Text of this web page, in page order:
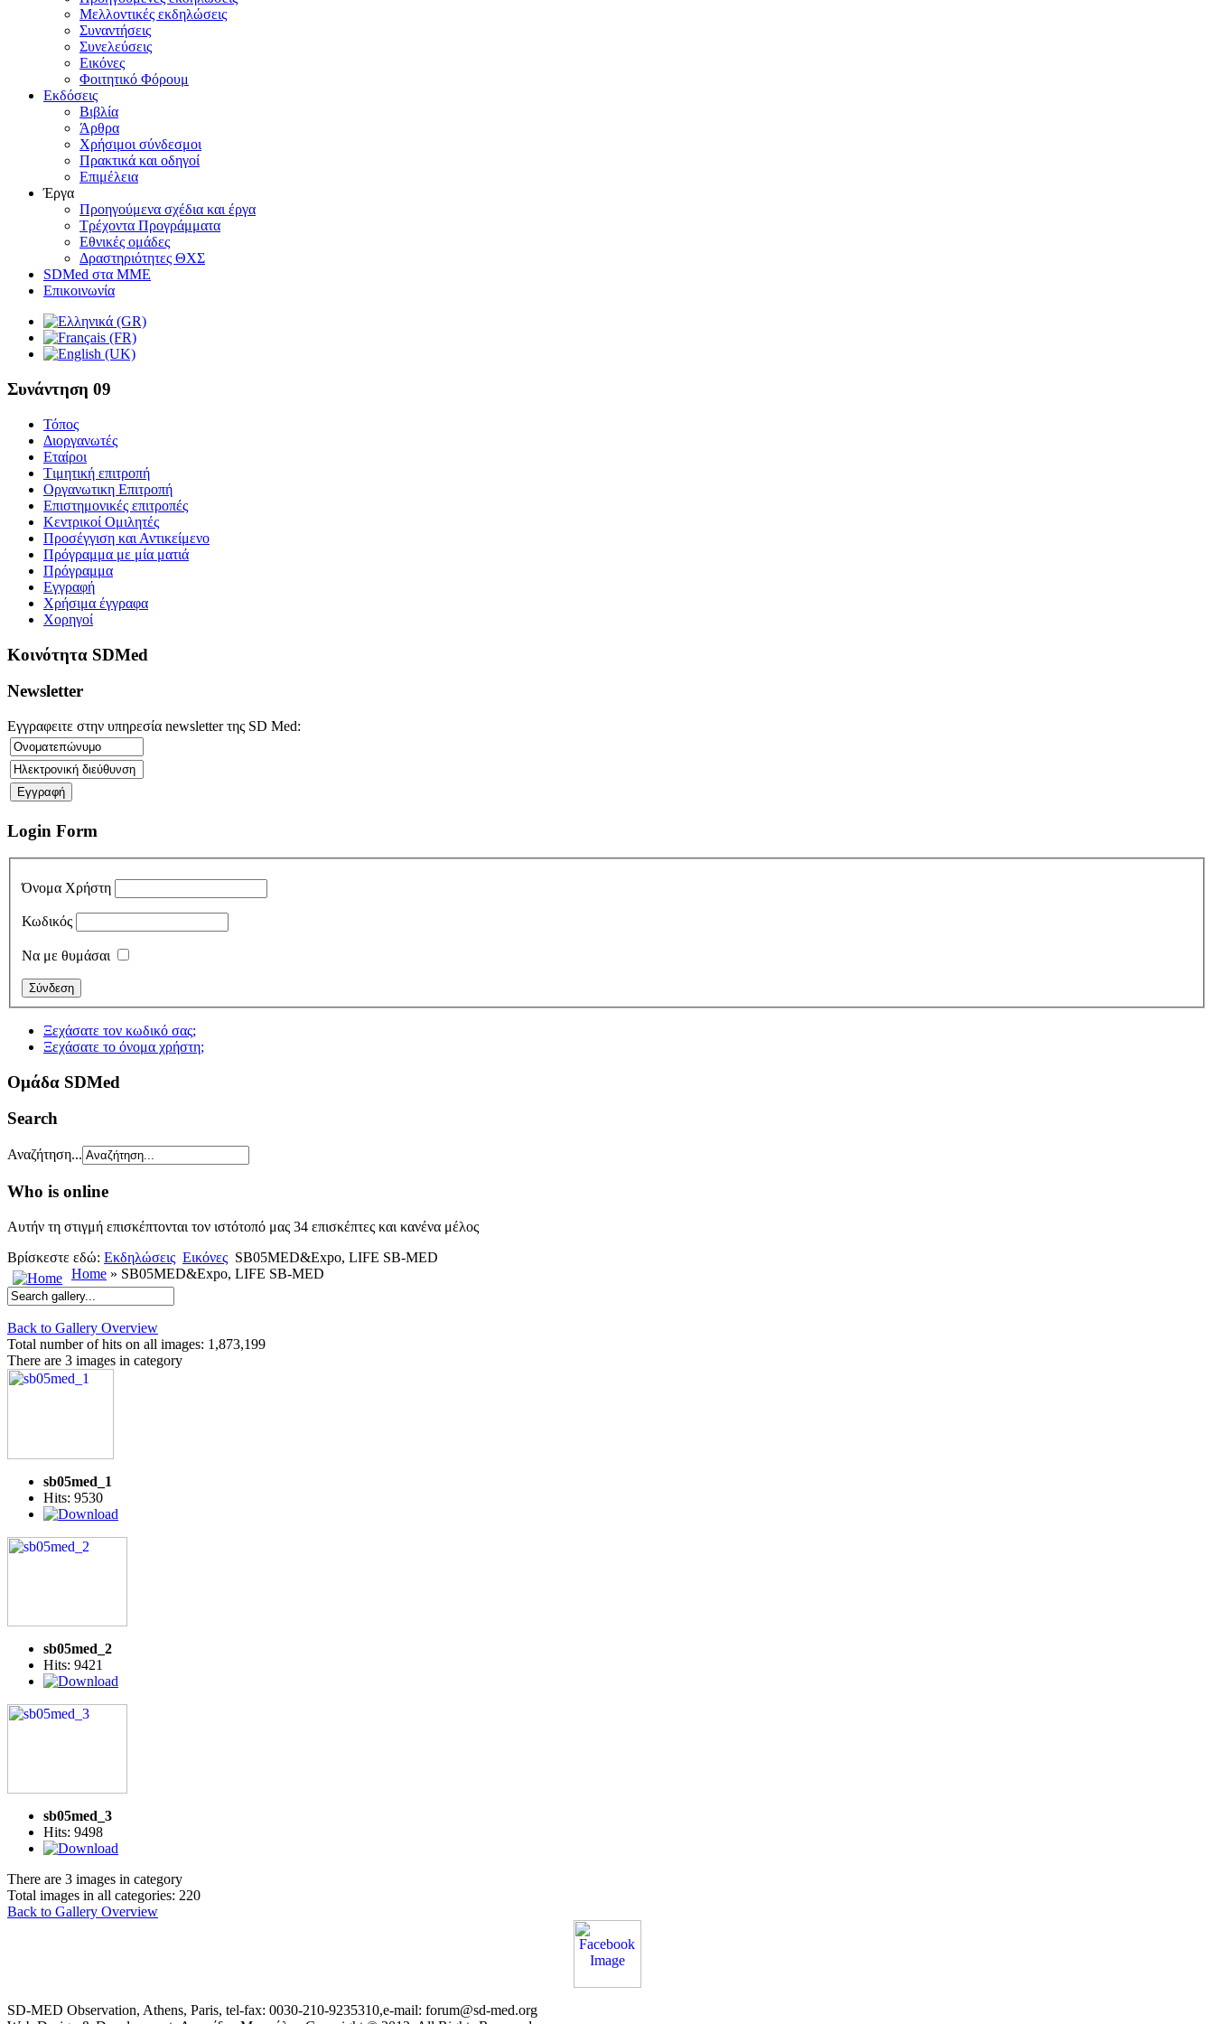
Μελλοντικές εκδηλώσεις
Συναντήσεις
Συνελεύσεις
Εικόνες
Φοιτητικό Φόρουμ
Εκδόσεις
Βιβλία
Άρθρα
Χρήσιμοι σύνδεσμοι
Πρακτικά και οδηγοί
Επιμέλεια
Έργα
Προηγούμενα σχέδια και έργα
Τρέχοντα Προγράμματα
Εθνικές ομάδες
Δραστηριότητες ΘΧΣ
SDMed στα ΜΜΕ
Επικοινωνία
Συνάντηση 09
Τόπος
Διοργανωτές
Εταίροι
Tιμητική επιτροπή
Οργανωτικη Επιτροπή
Επιστημονικές επιτροπές
Κεντρικοί Ομιλητές
Προσέγγιση και Αντικείμενο
Πρόγραμμα με μία ματιά
Πρόγραμμα
Εγγραφή
Χρήσιμα έγγραφα
Χορηγοί
Kοινότητα SDMed
Newsletter
Εγγραφειτε στην υπηρεσία newsletter της SD Med:
Login Form
Όνομα Χρήστη
Κωδικός
Να με θυμάσαι
Ξεχάσατε τον κωδικό σας;
Ξεχάσατε το όνομα χρήστη;
Oμάδα SDMed
Search
Αναζήτηση...
Who is online
Αυτήν τη στιγμή επισκέπτονται τον ιστότοπό μας 34 επισκέπτες και κανένα μέλος
Βρίσκεστε εδώ: Εκδηλώσεις Εικόνες SB05MED&Expo, LIFE SB-MED
Home » SB05MED&Expo, LIFE SB-MED
Back to Gallery Overview
Total number of hits on all images: 1,873,199
There are 3 images in category
sb05med_1
Hits: 9530
sb05med_2
Hits: 9421
sb05med_3
Hits: 9498
There are 3 images in category
Total images in all categories: 220
Back to Gallery Overview
SD-MED Observation, Athens, Paris, tel-fax: 0030-210-9235310,e-mail: forum@sd-med.org